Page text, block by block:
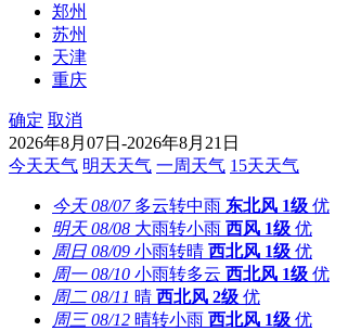
郑州
苏州
天津
重庆
确定 取消
2026年8月07日-2026年8月21日
今天天气 明天天气 一周天气 15天天气
今天 08/07 多云转中雨 东北风 1级 优
明天 08/08 大雨转小雨 西风 1级 优
周日 08/09 小雨转晴 西北风 1级 优
周一 08/10 小雨转多云 西北风 1级 优
周二 08/11 晴 西北风 2级 优
周三 08/12 晴转小雨 西北风 1级 优